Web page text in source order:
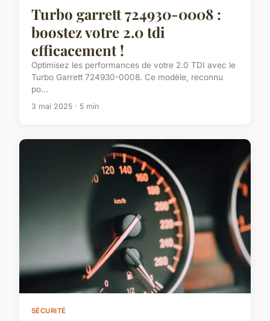
Turbo garrett 724930-0008 :
boostez votre 2.0 tdi
efficacement !
Optimisez les performances de votre 2.0 TDI avec le
Turbo Garrett 724930-0008. Ce modèle, reconnu
po...
3 mai 2025 · 5 min
SÉCURITÉ